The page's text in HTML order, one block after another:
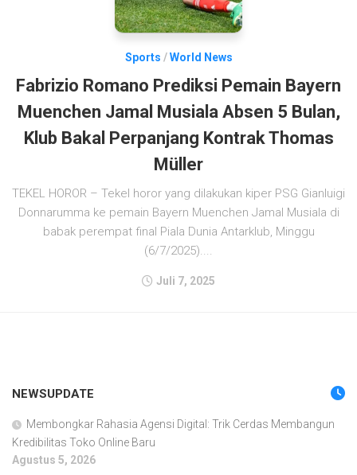
Sports /World News
Fabrizio Romano Prediksi Pemain Bayern
Muenchen Jamal Musiala Absen 5 Bulan,
Klub Bakal Perpanjang Kontrak Thomas
Müller
TEKEL HOROR – Tekel horor yang dilakukan kiper PSG Gianluigi
Donnarumma ke pemain Bayern Muenchen Jamal Musiala di
babak perempat final Piala Dunia Antarklub, Minggu
(6/7/2025)....
Juli 7, 2025
NEWSUPDATE
Membongkar Rahasia Agensi Digital: Trik Cerdas Membangun
Kredibilitas Toko Online Baru
Agustus 5, 2026